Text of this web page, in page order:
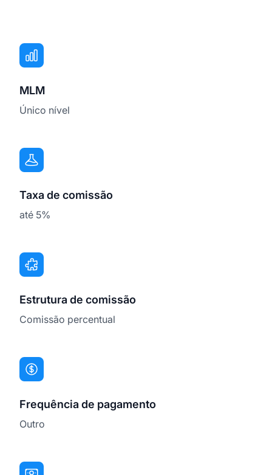
MLM
Único nível
Taxa de comissão
até 5%
Estrutura de comissão
Comissão percentual
Frequência de pagamento
Outro